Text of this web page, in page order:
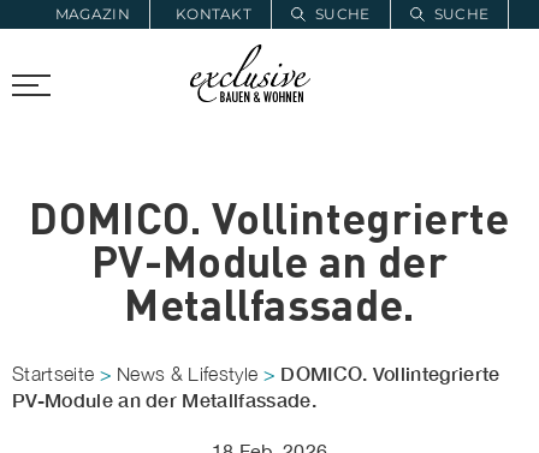
MAGAZIN KONTAKT SUCHE
SUCHE
PROARCHITEC PROINSTALL
DOMICO. Vollintegrierte
PV-Module an der
Metallfassade.
Startseite > News & Lifestyle > DOMICO. Vollintegrierte
PV-Module an der Metallfassade.